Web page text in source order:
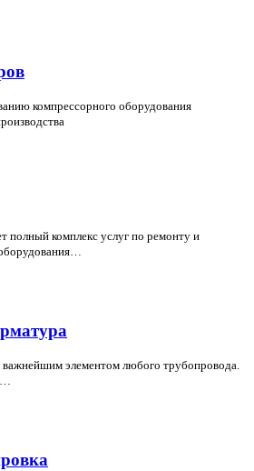
компрессорного оборудования
полный комплекс услуг по ремонту и
важнейшим элементом любого трубопровода.